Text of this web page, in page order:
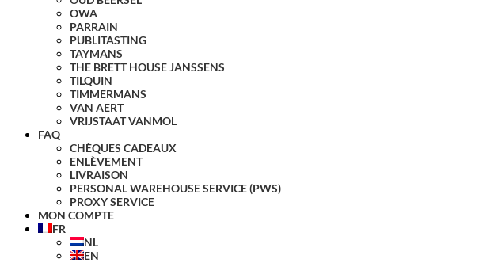
OWA
PARRAIN
PUBLITASTING
TAYMANS
THE BRETT HOUSE JANSSENS
TILQUIN
TIMMERMANS
VAN AERT
VRIJSTAAT VANMOL
FAQ
CHÈQUES CADEAUX
ENLÈVEMENT
LIVRAISON
PERSONAL WAREHOUSE SERVICE (PWS)
PROXY SERVICE
MON COMPTE
FR
NL
EN